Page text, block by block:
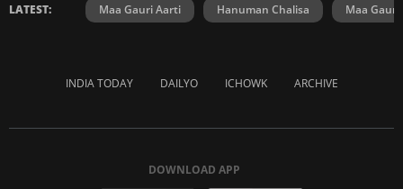
LATEST: Maa Gauri Aarti Hanuman Chalisa Maa Gauri
INDIA TODAY DAILYO ICHOWK ARCHIVE
DOWNLOAD APP